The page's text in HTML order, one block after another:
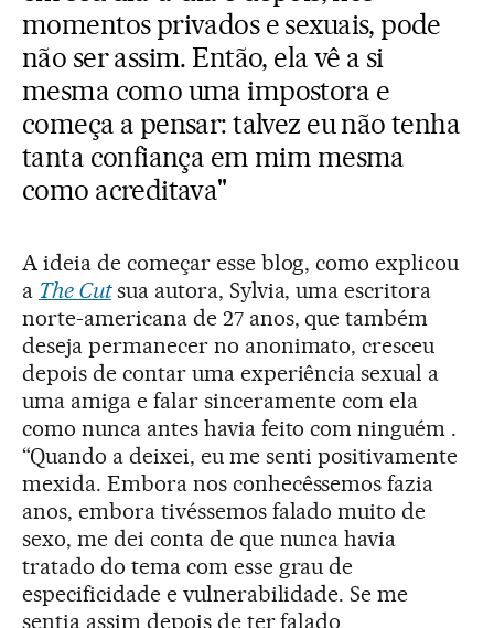
momentos privados e sexuais, pode
não ser assim. Então, ela vê a si
mesma como uma impostora e
começa a pensar: talvez eu não tenha
tanta confiança em mim mesma
como acreditava"
A ideia de começar esse blog, como explicou
a The Cutsua autora, Sylvia, uma escritora
norte-americana de 27 anos, que também
deseja permanecer no anonimato, cresceu
depois de contar uma experiência sexual a
uma amiga e falar sinceramente com ela
como nunca antes havia feito com ninguém .
“Quando a deixei, eu me senti positivamente
mexida. Embora nos conhecêssemos fazia
anos, embora tivéssemos falado muito de
sexo, me dei conta de que nunca havia
tratado do tema com esse grau de
especificidade e vulnerabilidade. Se me
sentia assim depois de ter falado